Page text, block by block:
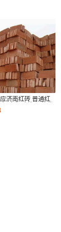
济南红砖 普通红
红砖 红砖片 价格优